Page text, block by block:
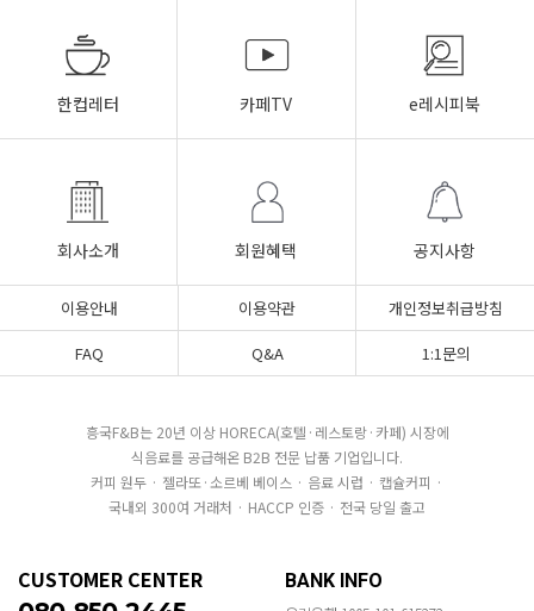
한컵레터 카페TV e레시피북
회사소개 회원혜택 공지사항
이용안내 이용약관
개인정보취급방침
FAQ
Q&A 1:1문의
흥국F&B는 20년 이상 HORECA(호텔·레스토랑·카페) 시장에
식음료를 공급해온 B2B 전문 납품 기업입니다.
커피 원두 · 젤라또·소르베 베이스 · 음료 시럽 · 캡슐커피 ·
국내외 300여 거래처 · HACCP 인증 · 전국 당일 출고
CUSTOMER CENTER BANK INFO